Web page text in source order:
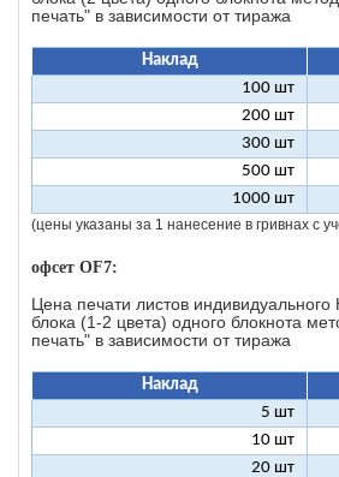
печать" в зависимости от тиража
Наклад
100 шт
200 шт
300 шт
500 шт
1000 шт
(цены указаны за 1 нанесение в гривнах с
офсет OF7:
Цена печати листов
блока (1-2 цвета) одного блокнота
печать" в зависимости от тиража
Наклад
5 шт
10 шт
20 шт